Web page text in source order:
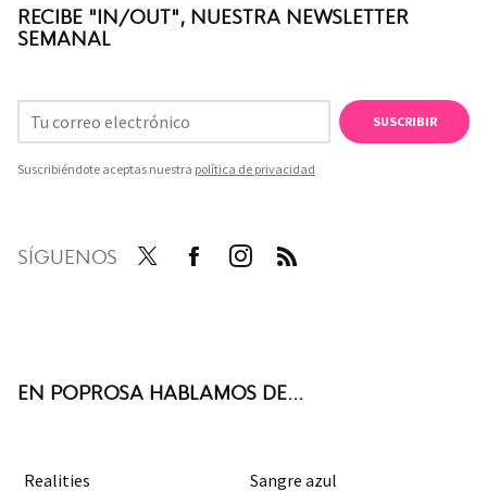
RECIBE "IN/OUT", NUESTRA NEWSLETTER
SEMANAL
SUSCRIBIR
Suscribiéndote aceptas nuestra política de privacidad
SÍGUENOS
EN POPROSA HABLAMOS DE...
Realities Sangre azul